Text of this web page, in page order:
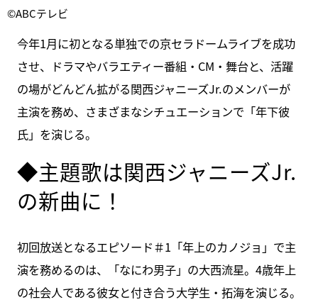
©ABCテレビ
今年1月に初となる単独での京セラドームライブを成功
させ、ドラマやバラエティー番組・CM・舞台と、活躍
の場がどんどん拡がる関西ジャニーズJr.のメンバーが
主演を務め、さまざまなシチュエーションで「年下彼
氏」を演じる。
◆主題歌は関西ジャニーズJr.
の新曲に！
初回放送となるエピソード＃1「年上のカノジョ」で主
演を務めるのは、「なにわ男子」の大西流星。4歳年上
の社会人である彼女と付き合う大学生・拓海を演じる。